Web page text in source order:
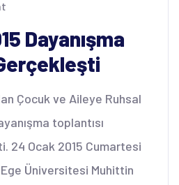
Dayanışma
Çocuk ve Aileye Ruhsal
toplantısı
24 Ocak 2015 Cumartesi
Ege Üniversitesi Muhittin